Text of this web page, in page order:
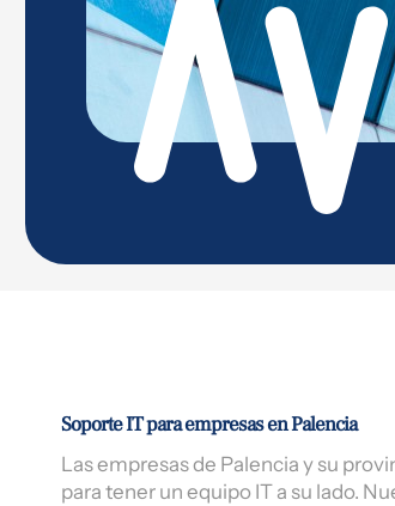
Soporte IT para empresas en Palencia
Las empresas de Palencia y su
para tener un equipo IT a su lado.